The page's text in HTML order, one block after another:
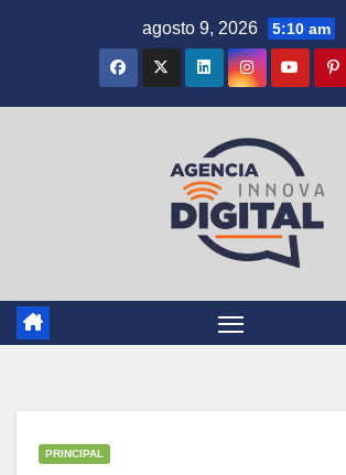
agosto 9, 2026 5:10 am
PRINCIPAL